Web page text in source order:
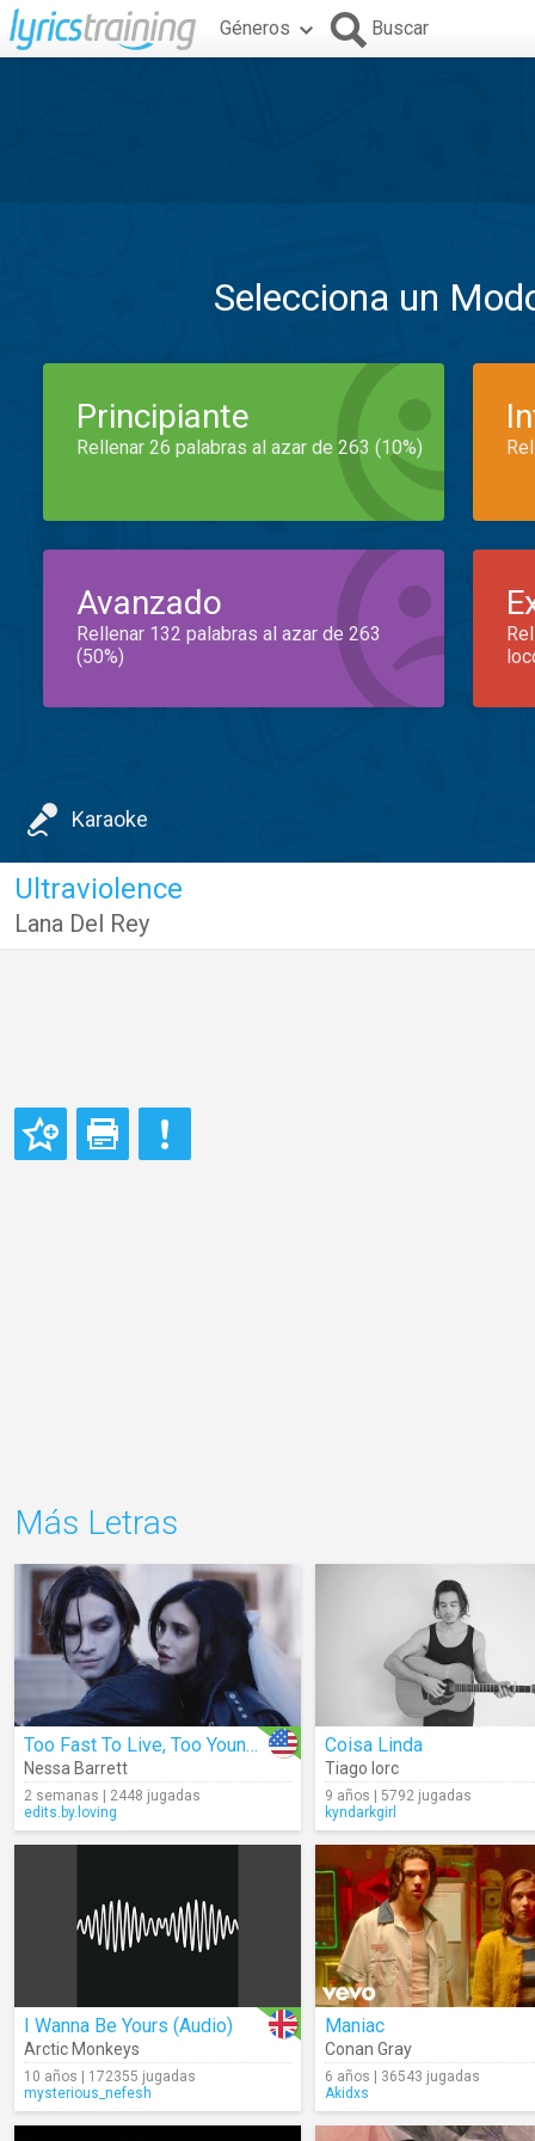
Géneros Buscar
Selecciona un
Principiante
Rellenar 26 palabras al azar de 263 (10%)
Avanzado
Rellenar 132 palabras al azar de 263
(50%)
Karaoke
Ultraviolence
Lana Del Rey
Más Letras
Too Fast To Live, Too Young To Die
Nessa Barrett
2 semanas | 2448 jugadas
edits.by.loving
Coisa Linda
Tiago Iorc
9 años | 5792 jugadas
kyndarkgirl
I Wanna Be Yours (Audio)
Arctic Monkeys
10 años | 172355 jugadas
mysterious_nefesh
Maniac
Conan Gray
6 años | 36543 jugadas
Akidxs